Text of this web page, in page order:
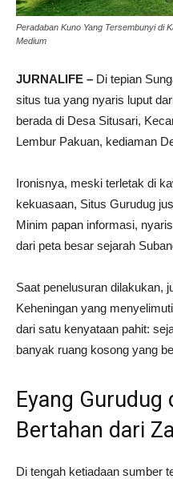
Peradaban Kuno Yang Tersembunyi di
Medium
JURNALIFE – Di tepian
situs tua yang nyaris luput
berada di Desa Situsari,
Lembur Pakuan, kediaman
Ironisnya, meski terletak di
kekuasaan, Situs Gurudug
Minim papan informasi,
dari peta besar sejarah
Saat penelusuran dilakukan,
Keheningan yang
dari satu kenyataan pahit:
banyak ruang kosong yang
Eyang Gurudug
Bertahan dari
Di tengah ketiadaan sumber